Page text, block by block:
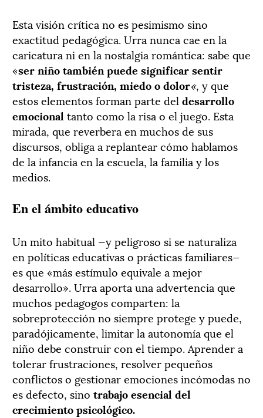
Esta visión crítica no es pesimismo sino
exactitud pedagógica. Urra nunca cae en la
caricatura ni en la nostalgia romántica: sabe que
«ser niño también puede significar sentir
tristeza, frustración, miedo o dolor«, y que
estos elementos forman parte del desarrollo
emocional tanto como la risa o el juego. Esta
mirada, que reverbera en muchos de sus
discursos, obliga a replantear cómo hablamos
de la infancia en la escuela, la familia y los
medios.
En el ámbito educativo
Un mito habitual —y peligroso si se naturaliza
en políticas educativas o prácticas familiares—
es que «más estímulo equivale a mejor
desarrollo». Urra aporta una advertencia que
muchos pedagogos comparten: la
sobreprotección no siempre protege y puede,
paradójicamente, limitar la autonomía que el
niño debe construir con el tiempo. Aprender a
tolerar frustraciones, resolver pequeños
conflictos o gestionar emociones incómodas no
es defecto, sino trabajo esencial del
crecimiento psicológico.